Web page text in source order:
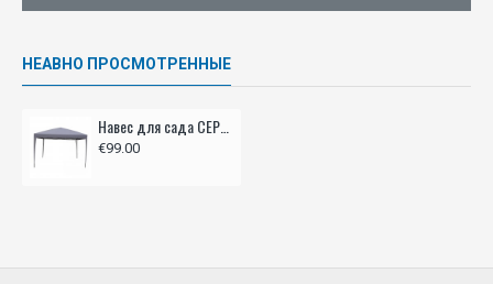
НЕАВНО ПРОСМОТРЕННЫЕ
Навес для сада CEPEWA 3x2,6x3 м
€99.00